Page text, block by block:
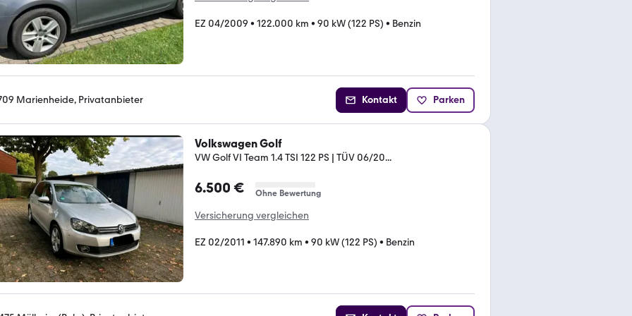
EZ 04/2009 • 122.000 km • 90 kW (122 PS) • Benzin
Marienheide, Privatanbieter Kontakt Parken
Volkswagen Golf
VW Golf VI Team 1.4 TSI 122 PS | TÜV 06/20...
6.500 € Ohne Bewertung
Versicherung vergleichen
EZ 02/2011 • 147.890 km • 90 kW (122 PS) • Benzin